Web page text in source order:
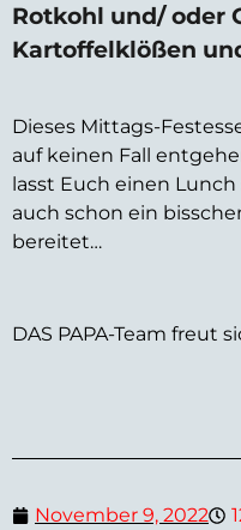
Rotkohl und/ oder
Kartoffelklößen
Dieses Mittags-
auf keinen Fall
lasst Euch einen
auch schon ein
bereitet…
DAS PAPA-Team freut
November 9, 2022